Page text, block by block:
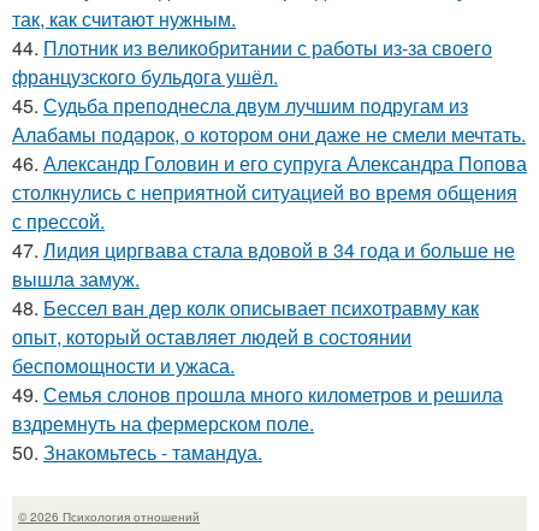
так, как считают нужным.
44. Плотник из великобритании с работы из-за своего
французского бульдога ушёл.
45. Судьба преподнесла двум лучшим подругам из
Алабамы подарок, о котором они даже не смели мечтать.
46. Александр Головин и его супруга Александра Попова
столкнулись с неприятной ситуацией во время общения
с прессой.
47. Лидия циргвава стала вдовой в 34 года и больше не
вышла замуж.
48. Бессел ван дер колк описывает психотравму как
опыт, который оставляет людей в состоянии
беспомощности и ужаса.
49. Семья слонов прошла много километров и решила
вздремнуть на фермерском поле.
50. Знакомьтесь - тамандуа.
© 2026 Психология отношений